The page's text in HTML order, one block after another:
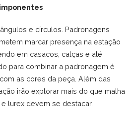
e círculos. Padronagens
marcar presença na estação
em casacos, calças e até
para combinar a padronagem é
as cores da peça. Além das
irão explorar mais do que malha
lurex devem se destacar.